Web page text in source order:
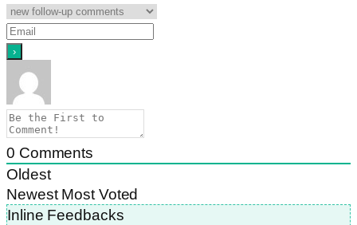
0 Comments
Oldest
Newest Most Voted
Inline Feedbacks